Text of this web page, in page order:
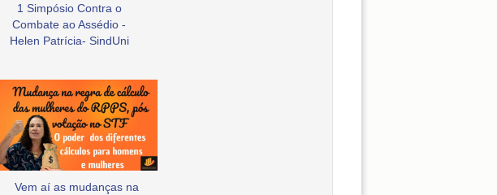
1 Simpósio Contra o
Combate ao Assédio -
Helen Patrícia- SindUni
Vem aí as mudanças na